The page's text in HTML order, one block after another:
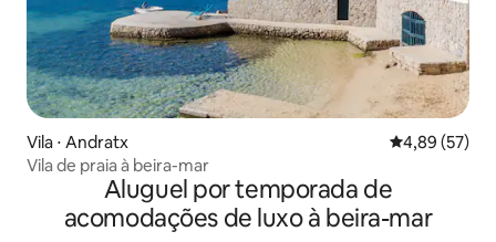
Vila ⋅ Andratx 4,89 de uma
4,89 (57)
Vila de praia à beira-mar
Aluguel por temporada de
acomodações de luxo à beira-mar